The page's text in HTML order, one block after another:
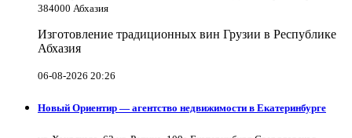
384000 Абхазия
Изготовление традиционных вин Грузии в Республике
Абхазия
06-08-2026 20:26
Новый Ориентир — агентство недвижимости в Екатеринбурге